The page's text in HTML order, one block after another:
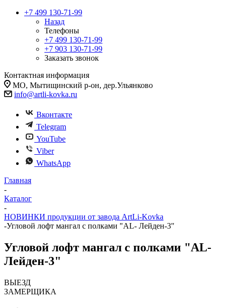
+7 499 130-71-99
Назад
Телефоны
+7 499 130-71-99
+7 903 130-71-99
Заказать звонок
Контактная информация
МО, Мытищинский р-он, дер.Ульянково
info@artli-kovka.ru
Вконтакте
Telegram
YouTube
Viber
WhatsApp
Главная
-
Каталог
-
НОВИНКИ продукции от завода ArtLi-Kovka
-Угловой лофт мангал с полками "AL- Лейден-3"
Угловой лофт мангал с полками "AL-
Лейден-3"
ВЫЕЗД
ЗАМЕРЩИКА